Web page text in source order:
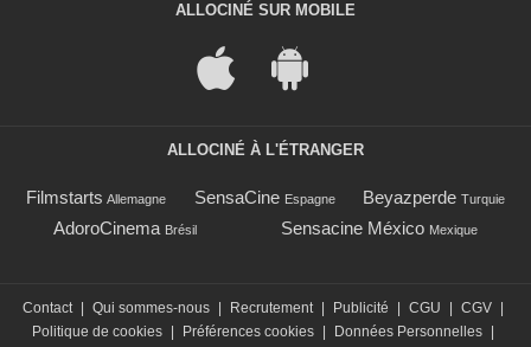
ALLOCINÉ SUR MOBILE
ALLOCINÉ À L'ÉTRANGER
Filmstarts Allemagne SensaCine Espagne Beyazperde Turquie
AdoroCinema Brésil Sensacine México Mexique
Contact Qui sommes-nous Recrutement Publicité CGU CGV
Politique de cookies
Préférences cookies Données Personnelles